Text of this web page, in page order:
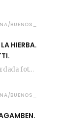
BUENOS_
HIERBA.
Esta es una recordada fotografía que registré…
BUENOS_